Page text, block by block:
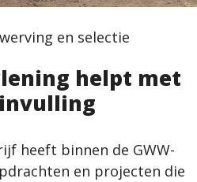
en selectie
helpt met
invulling
heeft binnen de GWW-
en projecten die